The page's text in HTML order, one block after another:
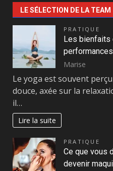
LE SÉLECTION DE LA TEAM
PRATIQUE
Les bienfaits
Marise
Le yoga est souvent
douce, axée sur la
il…
Lire la suite
PRATIQUE
Ce que vous
devenir